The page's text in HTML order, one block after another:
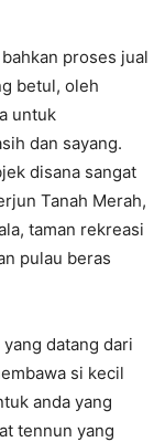
proses jual
betul, oleh
untuk
dan sayang.
disana sangat
Tanah Merah,
taman rekreasi
pulau beras
datang dari
si kecil
anda yang
tennun yang